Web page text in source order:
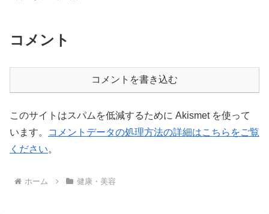
コメント
コメントを書き込む
このサイトはスパムを低減するために Akismet を使って
います。
コメントデータの処理方法の詳細はこちらをご覧
ください。
ホーム 健康・美容